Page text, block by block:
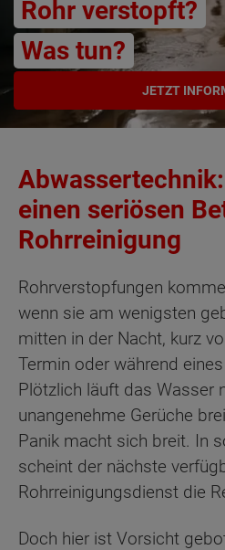
Rohr verstopft?
Was tun?
JETZT
einen seriösen
Rohrreinigung
Rohrverstopfungen
wenn sie am wenigsten
mitten in der Nacht, kurz
Termin oder während
Plötzlich läuft das Wasser
unangenehme Gerüche
Panik macht sich breit. In
scheint der nächste
Rohrreinigungsdienst die
Doch hier ist Vorsicht